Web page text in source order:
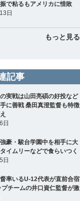
で粘るもアメリカに惜敗
日
もっと見る
記事
実戦は山田亮碩の好投など
に善戦 桑田真澄監督も特徴
日
豪・駿台学園中を相手に大
イムリーなどで食らいつく
日
率いるU-12代表が直前合宿
プチームの井口資仁監督が激